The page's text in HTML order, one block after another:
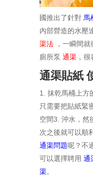
國推出了針對 馬
內部營造的水壓
渠法，一瞬間就
廁所泵 通渠，很
通渠貼紙
1. 抹乾馬桶上方
只需要把貼紙緊
空間3. 沖水，然
次之後就可以順利
通渠問題呢？不
可以選擇聘用 通
渠。